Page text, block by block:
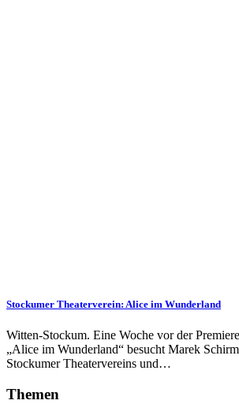
Stockumer Theaterverein: Alice im Wunderland
Witten-Stockum. Eine Woche vor der
„Alice im Wunderland“ besucht Marek
Stockumer Theatervereins und…
Themen